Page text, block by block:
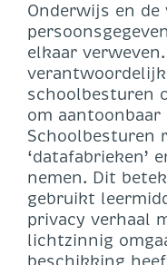
Onderwijs en
elkaar
schoolbesturen
om
Schoolbesturen
‘datafabrieken’
nemen. Dit
gebruikt
privacy verhaal
lichtzinnig